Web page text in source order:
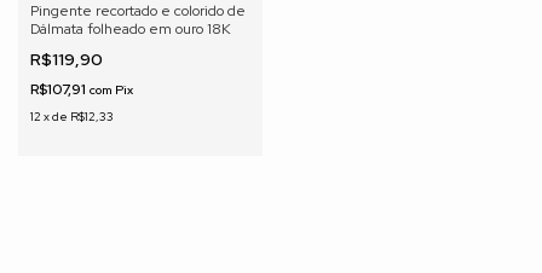
Pingente recortado e colorido de
Dálmata folheado em ouro 18K
R$119,90
R$107,91 com Pix
12 xde R$12,33